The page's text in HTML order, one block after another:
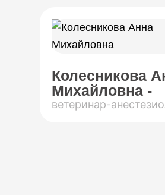
Колесникова
Михайловна -
ветеринар-